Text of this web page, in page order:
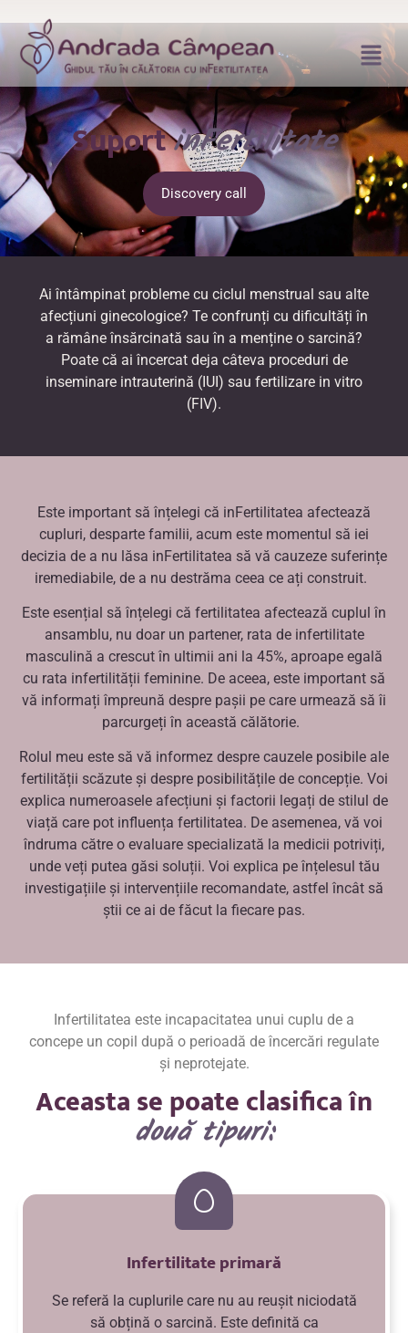
SuportinFertilitate
Discovery call
Ai întâmpinat probleme cu ciclul menstrual sau alte
afecțiuni ginecologice? Te confrunți cu dificultăți în
a rămâne însărcinată sau în a menține o sarcină?
Poate că ai încercat deja câteva proceduri de
inseminare intrauterină (IUI) sau fertilizare in vitro
(FIV).
Este important să înțelegi că inFertilitatea afectează
cupluri, desparte familii, acum este momentul să iei
decizia de a nu lăsa inFertilitatea să vă cauzeze suferințe
iremediabile, de a nu destrăma ceea ce ați construit.
Este esențial să înțelegi că fertilitatea afectează cuplul în
ansamblu, nu doar un partener, rata de infertilitate
masculină a crescut în ultimii ani la 45%, aproape egală
cu rata infertilității feminine. De aceea, este important să
vă informați împreună despre pașii pe care urmează să îi
parcurgeți în această călătorie.
Rolul meu este să vă informez despre cauzele posibile ale
fertilității scăzute și despre posibilitățile de concepție. Voi
explica numeroasele afecțiuni și factorii legați de stilul de
viață care pot influența fertilitatea. De asemenea, vă voi
îndruma către o evaluare specializată la medicii potriviți,
unde veți putea găsi soluții. Voi explica pe înțelesul tău
investigațiile și intervențiile recomandate, astfel încât să
știi ce ai de făcut la fiecare pas.
Infertilitatea este incapacitatea unui cuplu de a
concepe un copil după o perioadă de încercări regulate
și neprotejate.
Aceasta se poate clasifica în
două tipuri:
Infertilitate primară
Se referă la cuplurile care nu au reușit niciodată
să obțină o sarcină. Este definită ca